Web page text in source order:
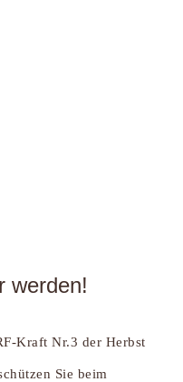
werden!
Kraft Nr.3 der Herbst
Sie beim